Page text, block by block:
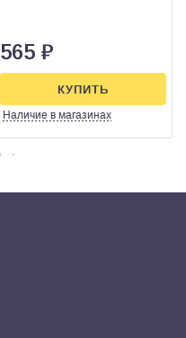
565 ₽
Наличие в магазинах
КУПИТЬ